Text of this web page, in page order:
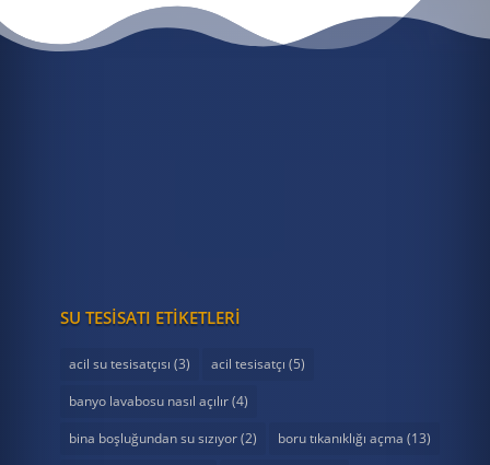
HEMEN 7/24 ACIL SU TESISATÇISI
ÇAĞIR
SU TESISATI ETIKETLERI
acil su tesisatçısı (3) acil tesisatçı (5)
banyo lavabosu nasıl açılır(4)
bina boşluğundan su sızıyor(2) boru tıkanıklığı açma (13)